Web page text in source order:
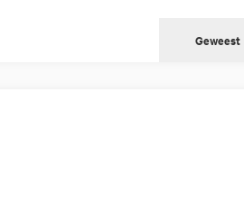
Geweest